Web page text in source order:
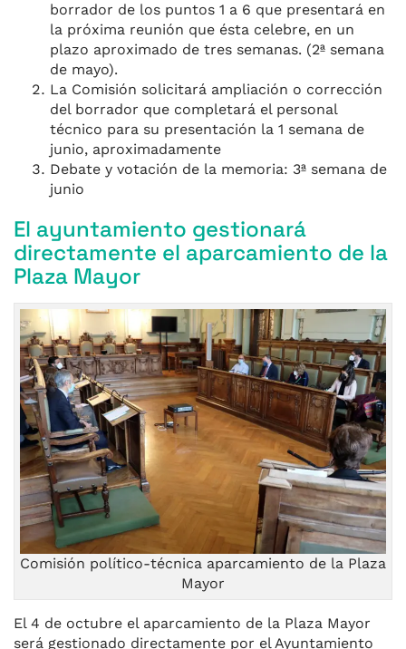
borrador de los puntos 1 a 6 que presentará en
la próxima reunión que ésta celebre, en un
plazo aproximado de tres semanas. (2ª semana
de mayo).
La Comisión solicitará ampliación o corrección
del borrador que completará el personal
técnico para su presentación la 1 semana de
junio, aproximadamente
Debate y votación de la memoria: 3ª semana de
junio
El ayuntamiento gestionará
directamente el aparcamiento de la
Plaza Mayor
Comisión político-técnica aparcamiento de la Plaza
Mayor
El 4 de octubre el aparcamiento de la Plaza Mayor
será gestionado directamente por el Ayuntamiento